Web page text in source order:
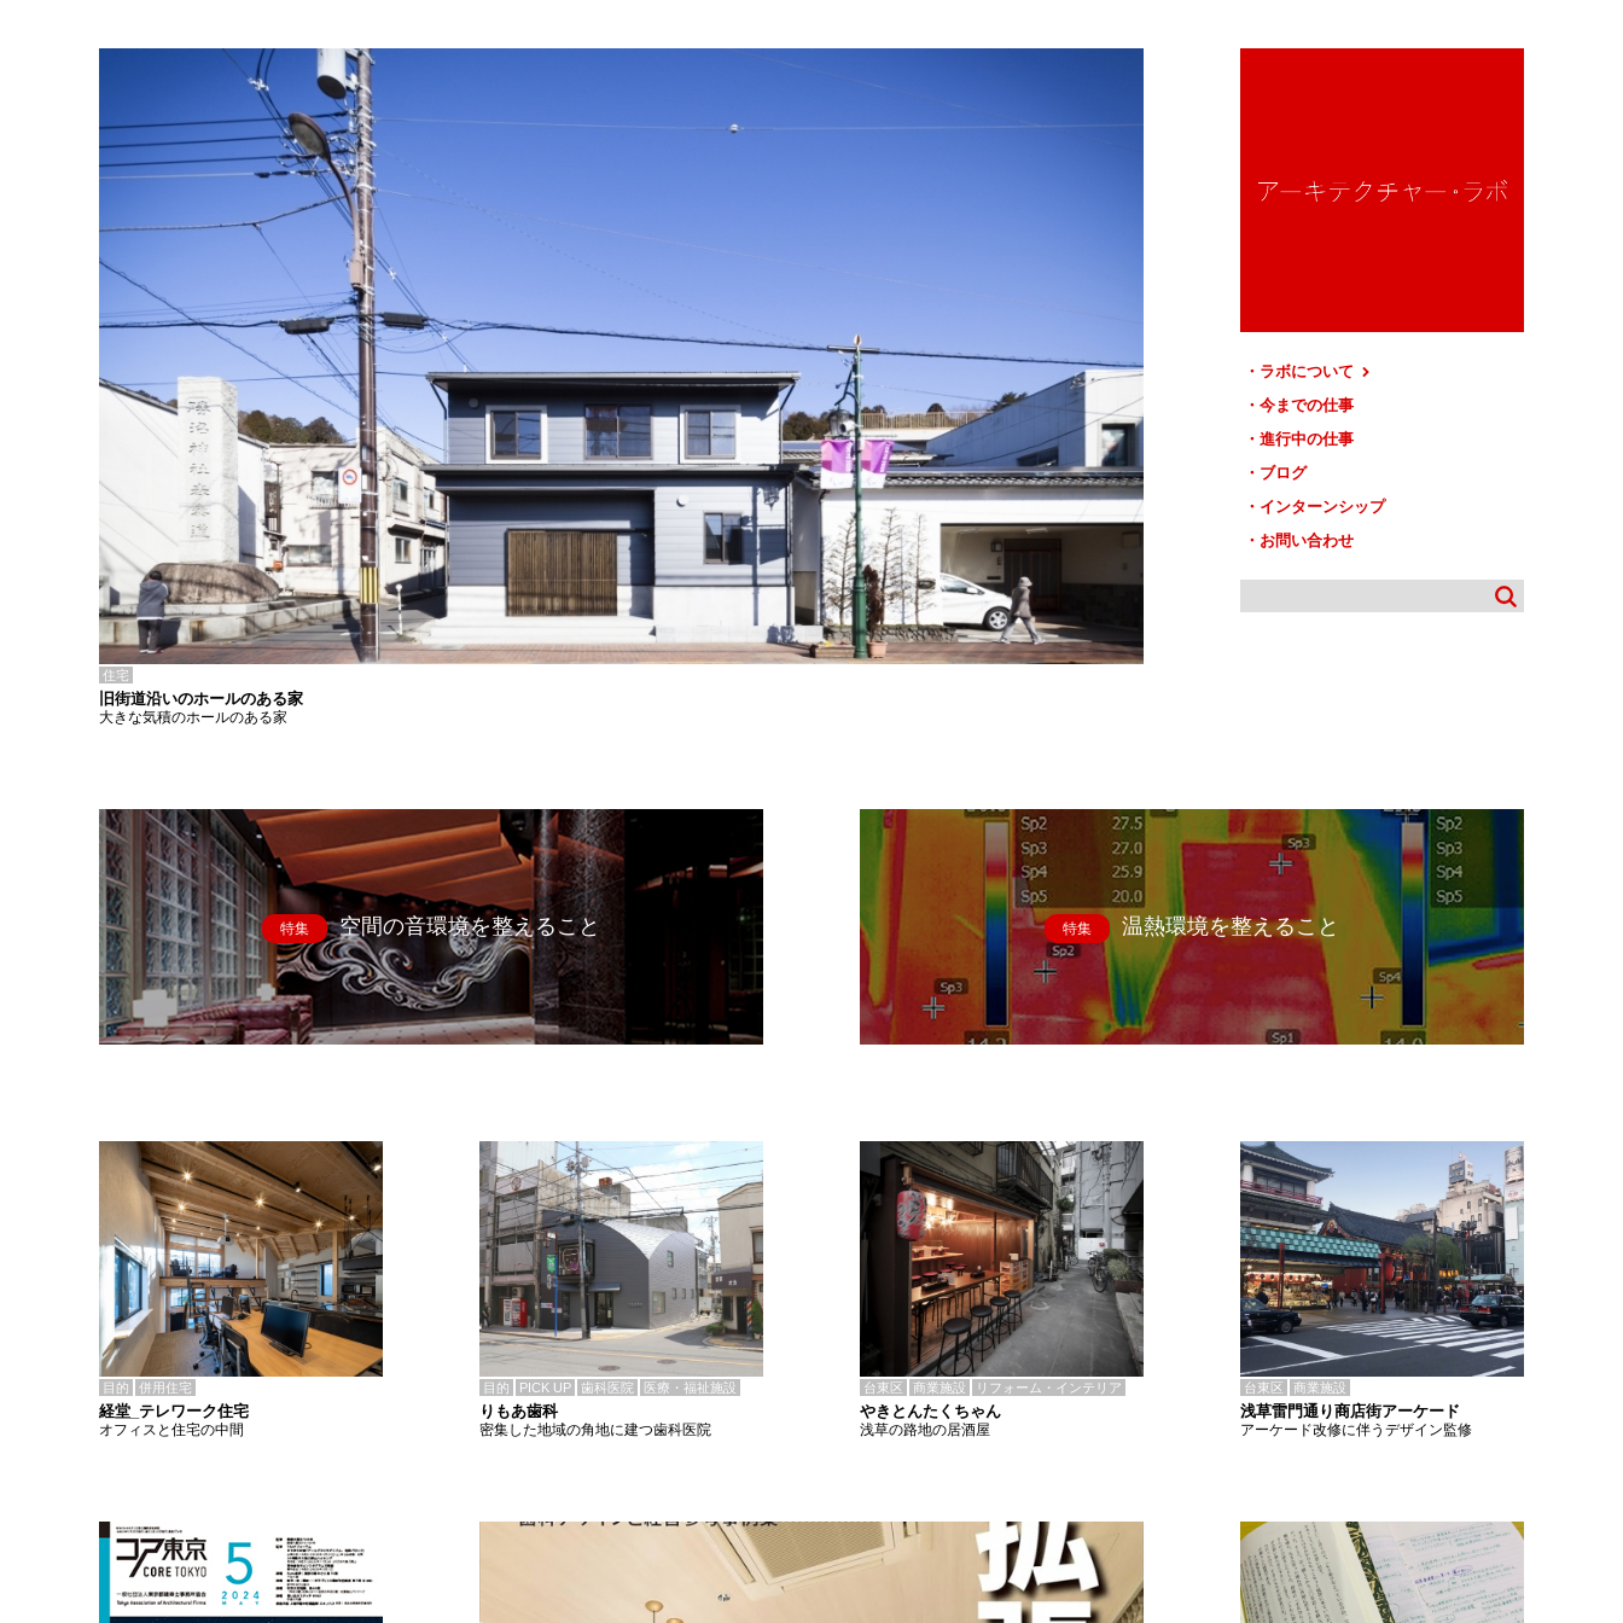
ラボについて
今までの仕事
進行中の仕事
ブログ
インターンシップ
お問い合わせ
住宅
旧街道沿いのホールのある家
大きな気積のホールのある家
特集 空間の音環境を整えること 特集 温熱環境を整えること
目的 併用住宅
経堂_テレワーク住宅
オフィスと住宅の中間
目的 PICK UP 歯科医院 医療・福祉施設
りもあ歯科
密集した地域の角地に建つ歯科医院
台東区 商業施設 リフォーム・インテリア
やきとんたくちゃん
浅草の路地の居酒屋
台東区 商業施設
浅草雷門通り商店街アーケード
アーケード改修に伴うデザイン監修